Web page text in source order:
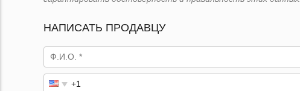
НАПИСАТЬ ПРОДАВЦУ